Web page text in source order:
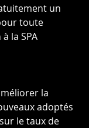
un
toute
la SPA
la
adoptés
le taux de